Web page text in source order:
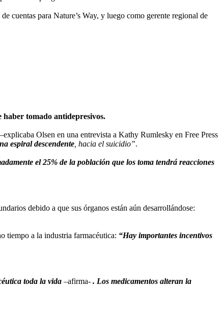
cuentas para Nature’s Way, y luego como gerente regional de
haber tomado antidepresivos.
–explicaba Olsen en una entrevista a Kathy Rumlesky en Free Press
espiral descendente , hacia el suicidio”.
el 25% de la población que los toma tendrá reacciones
debido a que sus órganos están aún desarrollándose:
tiempo a la industria farmacéutica: “Hay importantes incentivos
toda la vida –afirma- . Los medicamentos alteran la